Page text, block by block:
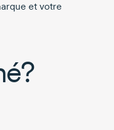
et votre